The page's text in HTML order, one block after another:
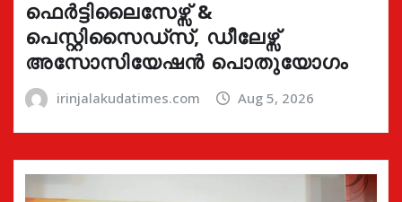
ഫെർട്ടിലൈസേഴ്സ് &
പെസ്റ്റിസൈഡ്സ്, ഡീലേഴ്സ്
അസോസിയേഷൻ പൊതുയോഗം
irinjalakudatimes.com Aug 5, 2026